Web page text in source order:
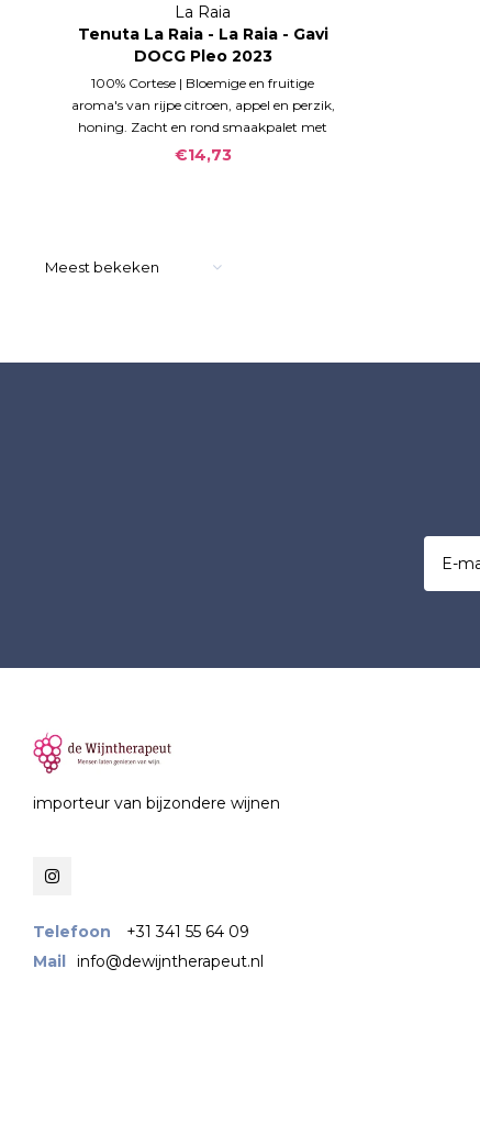
La Raia
Tenuta La Raia - La Raia - Gavi
DOCG Pleo 2023
100% Cortese | Bloemige en fruitige
aroma's van rijpe citroen, appel en perzik,
honing. Zacht en rond smaakpalet met
elegante, rijpe zuren, gebalanceerd glas,
€14,73
Meest bekeken
importeur van bijzondere wijnen
Telefoon
+31 341 55 64 09
Mail info@dewijntherapeut.nl